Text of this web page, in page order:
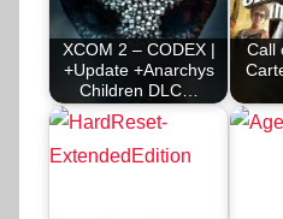
XCOM 2 – CODEX |
+Update +Anarchys
Children DLC…
Call